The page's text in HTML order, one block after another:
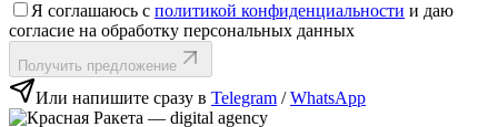
Я соглашаюсь с политикой конфиденциальности и даю
согласие на обработку персональных данных
Получить предложение
Или напишите сразу в Telegram /WhatsApp